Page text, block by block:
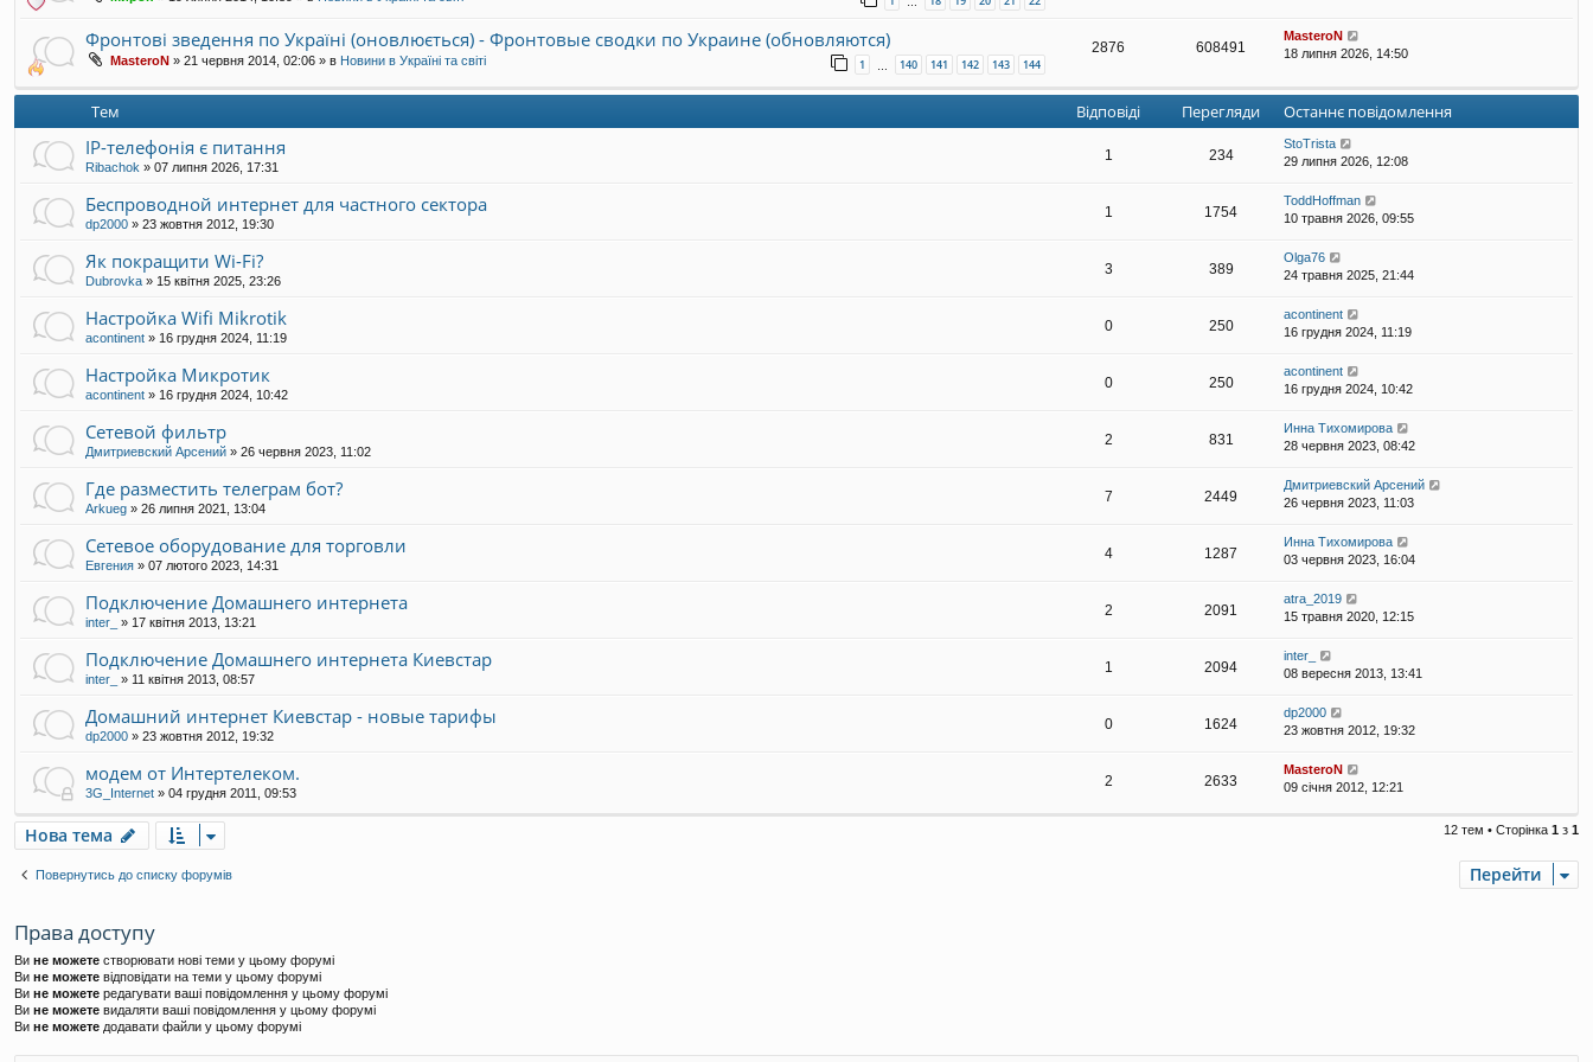
…
Фронтові зведення по Україні (оновлюється) - Фронтовые сводки по Украине (обновляются)
MasteroN » 21 червня 2014, 02:06 » в Новини в Україні та світі 1 … 140 141 142 143 144
2876 608491
MasteroN
18 липня 2026, 14:50
Тем Відповіді Перегляди Останнє повідомлення
IP-телефонія є питання
Ribachok » 07 липня 2026, 17:31
1 234
StoTrista
29 липня 2026, 12:08
Беспроводной интернет для частного сектора
dp2000 » 23 жовтня 2012, 19:30
1 1754
ToddHoffman
10 травня 2026, 09:55
Як покращити Wi-Fi?
Dubrovka » 15 квітня 2025, 23:26
3 389
Olga76
24 травня 2025, 21:44
Настройка Wifi Mikrotik
acontinent » 16 грудня 2024, 11:19
0 250
acontinent
16 грудня 2024, 11:19
Настройка Микротик
acontinent » 16 грудня 2024, 10:42
0 250
acontinent
16 грудня 2024, 10:42
Сетевой фильтр
Дмитриевский Арсений » 26 червня 2023, 11:02
2 831
Инна Тихомирова
28 червня 2023, 08:42
Где разместить телеграм бот?
Arkueg » 26 липня 2021, 13:04
7 2449
Дмитриевский Арсений
26 червня 2023, 11:03
Сетевое оборудование для торговли
Евгения » 07 лютого 2023, 14:31
4 1287
Инна Тихомирова
03 червня 2023, 16:04
Подключение Домашнего интернета
inter_ » 17 квітня 2013, 13:21
2 2091
atra_2019
15 травня 2020, 12:15
Подключение Домашнего интернета Киевстар
inter_ » 11 квітня 2013, 08:57
1 2094
inter_
08 вересня 2013, 13:41
Домашний интернет Киевстар - новые тарифы
dp2000 » 23 жовтня 2012, 19:32
0 1624
dp2000
23 жовтня 2012, 19:32
модем от Интертелеком.
3G_Internet » 04 грудня 2011, 09:53
2 2633
MasteroN
09 січня 2012, 12:21
Нова тема 12 тем • Сторінка 1 з 1
Повернутись до списку форумів Перейти
Права доступу
Ви не можете створювати нові теми у цьому форумі
Ви не можете відповідати на теми у цьому форумі
Ви не можете редагувати ваші повідомлення у цьому форумі
Ви не можете видаляти ваші повідомлення у цьому форумі
Ви не можете додавати файли у цьому форумі